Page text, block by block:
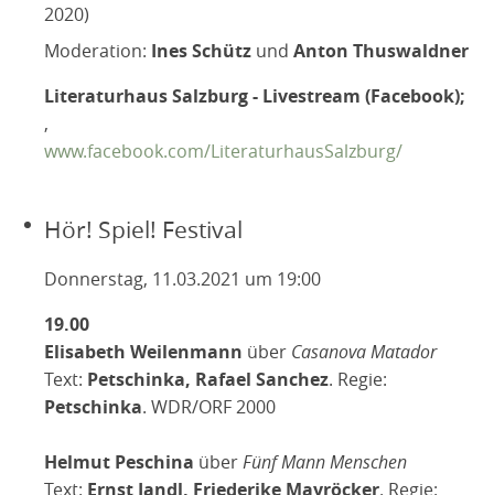
2020)
Moderation: Ines Schütz und Anton Thuswaldner
Literaturhaus Salzburg - Livestream (Facebook);
,
www.facebook.com/LiteraturhausSalzburg/
Hör! Spiel! Festival
Donnerstag, 11.03.2021 um 19:00
19.00
Elisabeth Weilenmann über Casanova Matador
Text: Petschinka, Rafael Sanchez. Regie:
Petschinka. WDR/ORF 2000
Helmut Peschina überFünf Mann Menschen
Text: Ernst Jandl, Friederike Mayröcker. Regie: